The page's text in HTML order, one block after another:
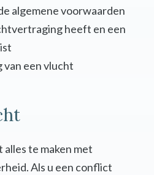
algemene voorwaarden
heeft en een
van een vlucht
te maken met
Als u een conflict